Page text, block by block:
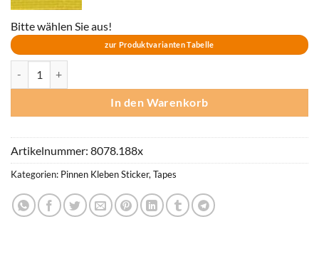
Bitte wählen Sie aus!
zur Produktvarianten Tabelle
In den Warenkorb
Artikelnummer: 8078.188x
Kategorien: Pinnen Kleben Sticker, Tapes